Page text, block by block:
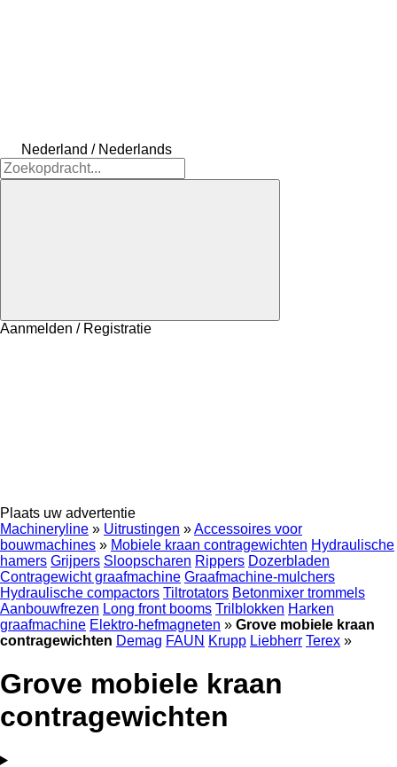
Nederland / Nederlands
Aanmelden / Registratie
Plaats uw advertentie
Machineryline » Uitrustingen »Accessoires voor
bouwmachines » Mobiele kraan contragewichten Hydraulische
hamers Grijpers Sloopscharen Rippers Dozerbladen
Contragewicht graafmachine Graafmachine-mulchers
Hydraulische compactors Tiltrotators Betonmixer trommels
Aanbouwfrezen Long front booms Trilblokken Harken
graafmachine Elektro-hefmagneten » Grove mobiele kraan
contragewichten Demag FAUN Krupp Liebherr Terex »
Grove mobiele kraan
contragewichten